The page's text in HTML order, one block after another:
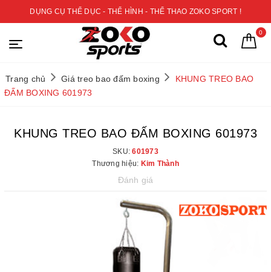
DỤNG CỤ THỂ DỤC - THỂ HÌNH - THỂ THAO ZOKO SPORT !
0
Trang chủ Giá treo bao đấm boxing
KHUNG TREO BAO
ĐẤM BOXING 601973
KHUNG TREO BAO ĐẤM BOXING 601973
SKU:601973
Thương hiệu: Kim Thành
Đánh giá